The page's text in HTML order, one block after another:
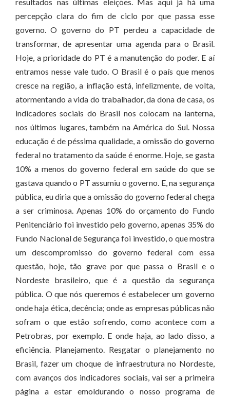
percepção clara do fim de ciclo por que passa esse
governo. O governo do PT perdeu a capacidade de
transformar, de apresentar uma agenda para o Brasil.
Hoje, a prioridade do PT é a manutenção do poder. E aí
entramos nesse vale tudo. O Brasil é o país que menos
cresce na região, a inflação está, infelizmente, de volta,
atormentando a vida do trabalhador, da dona de casa, os
indicadores sociais do Brasil nos colocam na lanterna,
nos últimos lugares, também na América do Sul. Nossa
educação é de péssima qualidade, a omissão do governo
federal no tratamento da saúde é enorme. Hoje, se gasta
10% a menos do governo federal em saúde do que se
gastava quando o PT assumiu o governo. E, na segurança
pública, eu diria que a omissão do governo federal chega
a ser criminosa. Apenas 10% do orçamento do Fundo
Penitenciário foi investido pelo governo, apenas 35% do
Fundo Nacional de Segurança foi investido, o que mostra
um descompromisso do governo federal com essa
questão, hoje, tão grave por que passa o Brasil e o
Nordeste brasileiro, que é a questão da segurança
pública. O que nós queremos é estabelecer um governo
onde haja ética, decência; onde as empresas públicas não
sofram o que estão sofrendo, como acontece com a
Petrobras, por exemplo. E onde haja, ao lado disso, a
eficiência. Planejamento. Resgatar o planejamento no
Brasil, fazer um choque de infraestrutura no Nordeste,
com avanços dos indicadores sociais, vai ser a primeira
página a estar emoldurando o nosso programa de